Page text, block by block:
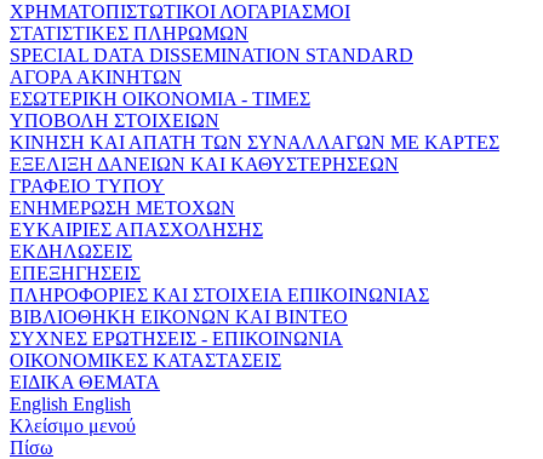
ΧΡΗΜΑΤΟΠΙΣΤΩΤΙΚΟΙ ΛΟΓΑΡΙΑΣΜΟΙ
ΣΤΑΤΙΣΤΙΚΕΣ ΠΛΗΡΩΜΩΝ
SPECIAL DATA DISSEMINATION STANDARD
ΑΓΟΡΑ ΑΚΙΝΗΤΩΝ
ΕΣΩΤΕΡΙΚΗ ΟΙΚΟΝΟΜΙΑ - ΤΙΜΕΣ
ΥΠΟΒΟΛΗ ΣΤΟΙΧΕΙΩΝ
ΚΙΝΗΣΗ ΚΑΙ ΑΠΑΤΗ ΤΩΝ ΣΥΝΑΛΛΑΓΩΝ ΜΕ ΚΑΡΤΕΣ
ΕΞΕΛΙΞΗ ΔΑΝΕΙΩΝ ΚΑΙ ΚΑΘΥΣΤΕΡΗΣΕΩΝ
ΓΡΑΦΕΙΟ ΤΥΠΟΥ
ΕΝΗΜΕΡΩΣΗ ΜΕΤΟΧΩΝ
ΕΥΚΑΙΡΙΕΣ ΑΠΑΣΧΟΛΗΣΗΣ
ΕΚΔΗΛΩΣΕΙΣ
ΕΠΕΞΗΓΗΣΕΙΣ
ΠΛΗΡΟΦΟΡΙΕΣ ΚΑΙ ΣΤΟΙΧΕΙΑ ΕΠΙΚΟΙΝΩΝΙΑΣ
ΒΙΒΛΙΟΘΗΚΗ ΕΙΚΟΝΩΝ ΚΑΙ ΒΙΝΤΕΟ
ΣΥΧΝΕΣ ΕΡΩΤΗΣΕΙΣ - ΕΠΙΚΟΙΝΩΝΙΑ
ΟΙΚΟΝΟΜΙΚΕΣ ΚΑΤΑΣΤΑΣΕΙΣ
ΕΙΔΙΚΑ ΘΕΜΑΤΑ
English English
Κλείσιμο μενού
Πίσω